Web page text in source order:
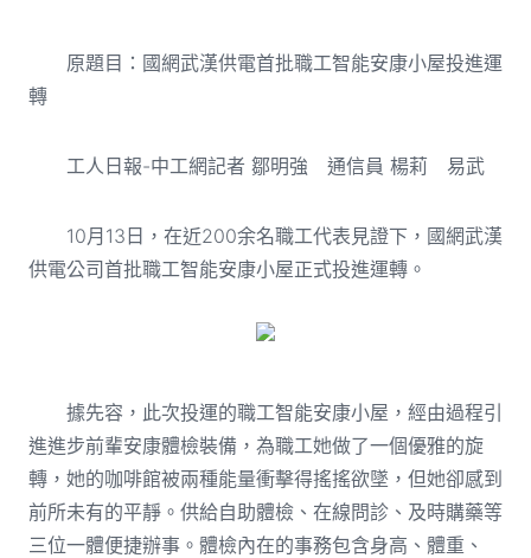
原題目：國網武漢供電首批職工智能安康小屋投進運
轉
工人日報-中工網記者 鄒明強 通信員 楊莉 易武
10月13日，在近200余名職工代表見證下，國網武漢
供電公司首批職工智能安康小屋正式投進運轉。
據先容，此次投運的職工智能安康小屋，經由過程引
進進步前輩安康體檢裝備，為職工她做了一個優雅的旋
轉，她的咖啡館被兩種能量衝擊得搖搖欲墜，但她卻感到
前所未有的平靜。供給自助體檢、在線問診、及時購藥等
三位一體便捷辦事。體檢內在的事務包含身高、體重、